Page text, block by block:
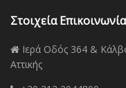
Στοιχεία
Ιερά Οδός 364 &
Αττικής